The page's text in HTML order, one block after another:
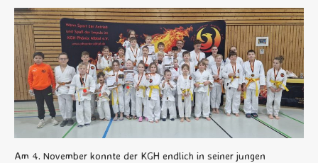
Am 4. November konnte der KGH endlich in seiner jungen